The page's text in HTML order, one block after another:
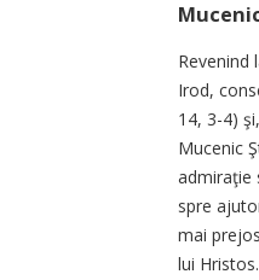
Revenind
Irod,
14, 3-4)
Mucenic
admiraţie
spre
mai
lui